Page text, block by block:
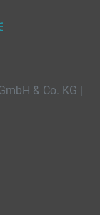
& Co. KG |